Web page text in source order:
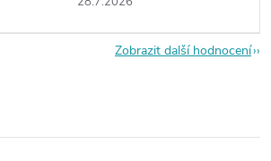
Zobrazit další hodnocení